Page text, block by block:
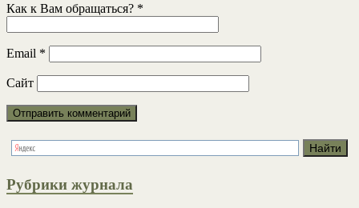
Как к Вам обращаться? *
Email *
Сайт
Рубрики журнала